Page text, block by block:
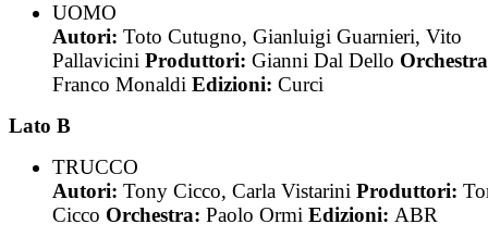
UOMO
Autori: Toto Cutugno, Gianluigi Guarnieri, Vito
Pallavicini Produttori: Gianni Dal Dello
Franco Monaldi Edizioni: Curci
Lato B
TRUCCO
Autori: Tony Cicco, Carla Vistarini Produttori:
Cicco Orchestra: Paolo Ormi Edizioni: ABR